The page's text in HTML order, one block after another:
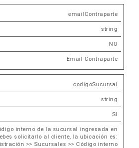
emailContraparte
string
NO
Email Contraparte
codigoSucursal
string
SI
interno de la sucursal ingresada en
solicitarlo al cliente, la ubicación es:
>> Sucursales >> Código interno